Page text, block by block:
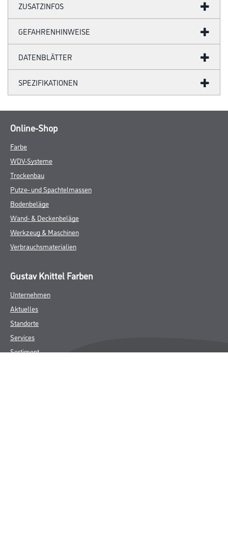
ZUSATZINFOS
GEFAHRENHINWEISE
DATENBLÄTTER
SPEZIFIKATIONEN
Online-Shop
Farbe
WDV-Systeme
Trockenbau
Putze- und Spachtelmassen
Bodenbeläge
Wand- & Deckenbeläge
Werkzeug & Maschinen
Verbrauchsmaterialien
Gustav Knittel Farben
Unternehmen
Aktuelles
Standorte
Services
Sortiment